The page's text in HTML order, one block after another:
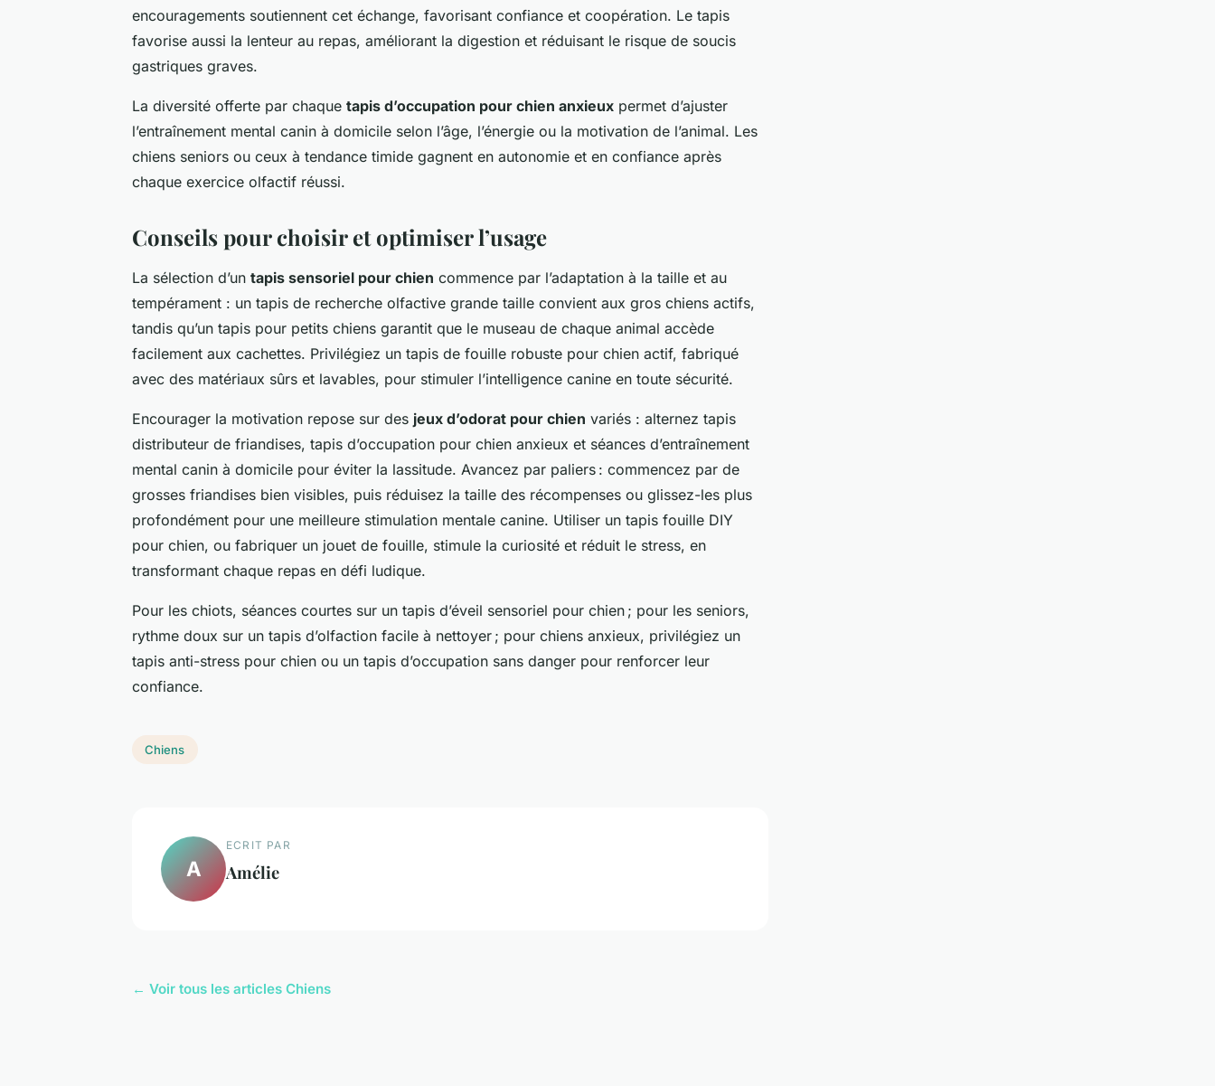
encouragements soutiennent cet échange, favorisant confiance et coopération. Le tapis
favorise aussi la lenteur au repas, améliorant la digestion et réduisant le risque de soucis
gastriques graves.
La diversité offerte par chaque tapis d’occupation pour chien anxieux permet d’ajuster
l’entraînement mental canin à domicile selon l’âge, l’énergie ou la motivation de l’animal. Les
chiens seniors ou ceux à tendance timide gagnent en autonomie et en confiance après
chaque exercice olfactif réussi.
Conseils pour choisir et optimiser l’usage
La sélection d’un tapis sensoriel pour chien commence par l’adaptation à la taille et au
tempérament : un tapis de recherche olfactive grande taille convient aux gros chiens actifs,
tandis qu’un tapis pour petits chiens garantit que le museau de chaque animal accède
facilement aux cachettes. Privilégiez un tapis de fouille robuste pour chien actif, fabriqué
avec des matériaux sûrs et lavables, pour stimuler l’intelligence canine en toute sécurité.
Encourager la motivation repose sur des jeux d’odorat pour chien variés : alternez tapis
distributeur de friandises, tapis d’occupation pour chien anxieux et séances d’entraînement
mental canin à domicile pour éviter la lassitude. Avancez par paliers : commencez par de
grosses friandises bien visibles, puis réduisez la taille des récompenses ou glissez-les plus
profondément pour une meilleure stimulation mentale canine. Utiliser un tapis fouille DIY
pour chien, ou fabriquer un jouet de fouille, stimule la curiosité et réduit le stress, en
transformant chaque repas en défi ludique.
Pour les chiots, séances courtes sur un tapis d’éveil sensoriel pour chien ; pour les seniors,
rythme doux sur un tapis d’olfaction facile à nettoyer ; pour chiens anxieux, privilégiez un
tapis anti-stress pour chien ou un tapis d’occupation sans danger pour renforcer leur
confiance.
Chiens
A
ECRIT PAR
Amélie
← Voir tous les articles Chiens